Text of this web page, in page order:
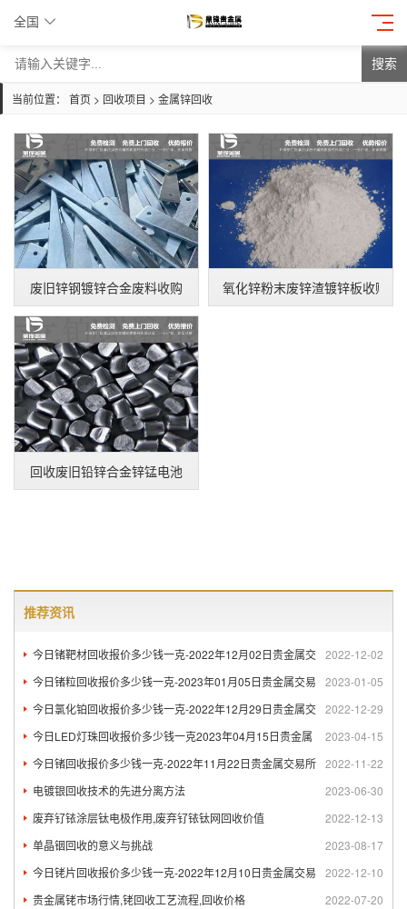
全国
搜索
当前位置： 首页 > 回收项目 > 金属锌回收
废旧锌钢镀锌合金废料收购 氧化锌粉末废锌渣镀锌板收购
回收废旧铅锌合金锌锰电池
推荐资讯
2022-12-02
今日锗靶材回收报价多少钱一克-2022年12月02日贵金属交
2023-01-05
今日锗粒回收报价多少钱一克-2023年01月05日贵金属交易
2022-12-29
今日氯化铂回收报价多少钱一克-2022年12月29日贵金属交
2023-04-15
今日LED灯珠回收报价多少钱一克2023年04月15日贵金属
2022-11-22
今日锗回收报价多少钱一克-2022年11月22日贵金属交易所
2023-06-30
电镀银回收技术的先进分离方法
2022-12-13
废弃钌铱涂层钛电极作用,废弃钌铱钛网回收价值
2023-08-17
单晶铟回收的意义与挑战
2022-12-10
今日铑片回收报价多少钱一克-2022年12月10日贵金属交易
2022-07-20
贵金属铑市场行情,铑回收工艺流程,回收价格